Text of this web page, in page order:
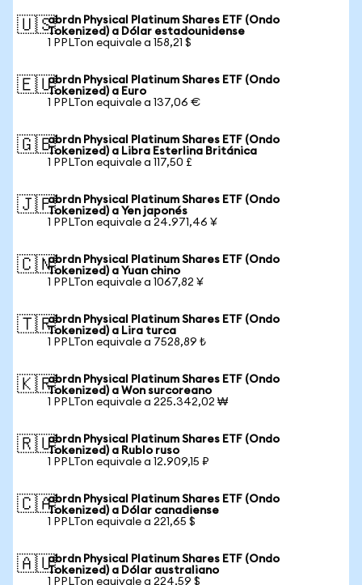
🇺🇸abrdn Physical Platinum Shares ETF (Ondo
Tokenized) a Dólar estadounidense
1 PPLTon equivale a 158,21 $
🇪🇺abrdn Physical Platinum Shares ETF (Ondo
Tokenized) a Euro
1 PPLTon equivale a 137,06 €
🇬🇧abrdn Physical Platinum Shares ETF (Ondo
Tokenized) a Libra Esterlina Británica
1 PPLTon equivale a 117,50 £
🇯🇵abrdn Physical Platinum Shares ETF (Ondo
Tokenized) a Yen japonés
1 PPLTon equivale a 24.971,46 ¥
🇨🇳abrdn Physical Platinum Shares ETF (Ondo
Tokenized) a Yuan chino
1 PPLTon equivale a 1067,82 ¥
🇹🇷abrdn Physical Platinum Shares ETF (Ondo
Tokenized) a Lira turca
1 PPLTon equivale a 7528,89 ₺
🇰🇷abrdn Physical Platinum Shares ETF (Ondo
Tokenized) a Won surcoreano
1 PPLTon equivale a 225.342,02 ₩
🇷🇺abrdn Physical Platinum Shares ETF (Ondo
Tokenized) a Rublo ruso
1 PPLTon equivale a 12.909,15 ₽
🇨🇦abrdn Physical Platinum Shares ETF (Ondo
Tokenized) a Dólar canadiense
1 PPLTon equivale a 221,65 $
🇦🇺abrdn Physical Platinum Shares ETF (Ondo
Tokenized) a Dólar australiano
1 PPLTon equivale a 224,59 $